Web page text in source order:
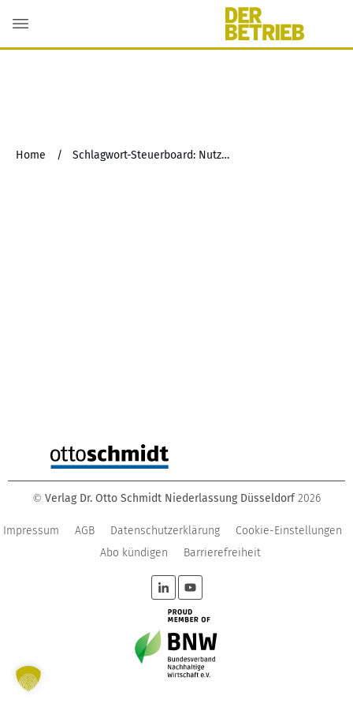
Home / Schlagwort-Steuerboard: Nutzung zu eigentlichen Wohnzwecken
© Verlag Dr. Otto Schmidt Niederlassung Düsseldorf 2026
Impressum AGB Datenschutzerklärung
Cookie-Einstellungen
Abo kündigen
Barrierefreiheit